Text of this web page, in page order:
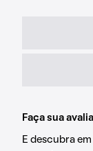
Faça sua
E descubra